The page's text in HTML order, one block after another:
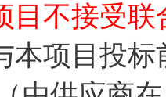
不接受联
项目投标